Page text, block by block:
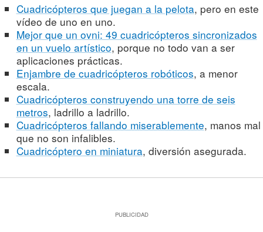
Cuadricópteros que juegan a la pelota, pero en este
vídeo de uno en uno.
Mejor que un ovni: 49 cuadricópteros sincronizados
en un vuelo artístico, porque no todo van a ser
aplicaciones prácticas.
Enjambre de cuadricópteros robóticos, a menor
escala.
Cuadricópteros construyendo una torre de seis
metros, ladrillo a ladrillo.
Cuadricópteros fallando miserablemente, manos mal
que no son infalibles.
Cuadricóptero en miniatura, diversión asegurada.
PUBLICIDAD